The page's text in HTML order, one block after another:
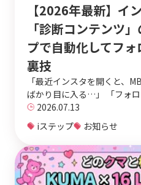
【2026年最新】イ
「診断コンテンツ
プで自動化してフ
裏技
「最近インスタを開くと、
ばかり目に入る…」 「フォロ
2026.07.13
iステップ
お知らせ